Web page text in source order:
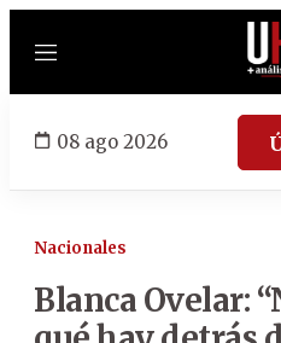
Menú
08 ago 2026
Nacionales
Blanca Ovelar: